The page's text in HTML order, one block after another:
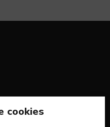
cookies